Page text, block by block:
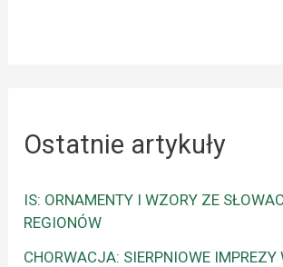
Ostatnie artykuły
IS: ORNAMENTY I WZORY ZE
REGIONÓW
CHORWACJA: SIERPNIOWE IMPREZY